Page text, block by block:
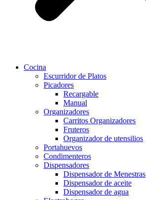
Cocina
Escurridor de Platos
Picadores
Recargable
Manual
Organizadores
Carritos Organizadores
Fruteros
Organizador de utensilios
Portahuevos
Condimenteros
Dispensadores
Dispensador de Menestras
Dispensador de aceite
Dispensador de agua